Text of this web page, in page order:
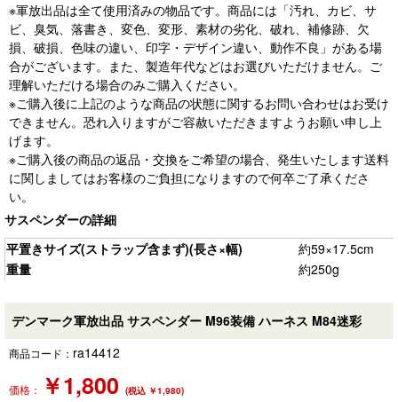
※軍放出品は全て使用済みの物品です。商品には「汚れ、カビ、サ
ビ、臭気、落書き、変色、変形、素材の劣化、破れ、補修跡、欠
損、破損、色味の違い、印字・デザイン違い、動作不良」がある場
合がございます。また、製造年代などはお選びいただけません。ご
理解いただける場合のみご購入ください。
※ご購入後に上記のような商品の状態に関するお問い合わせはお受け
できません。恐れ入りますがご容赦いただきますようお願い申し上
げます。
※ご購入後の商品の返品・交換をご希望の場合、発生いたします送料
に関しましてはお客様のご負担になりますので何卒ご了承くださ
い。
サスペンダーの詳細
平置きサイズ(ストラップ含まず)(長さ×幅)
約59×17.5cm
重量
約250g
デンマーク軍放出品 サスペンダー M96装備 ハーネス M84迷彩
商品コード： ra14412
価格： ￥1,800 (税込 ￥1,980)